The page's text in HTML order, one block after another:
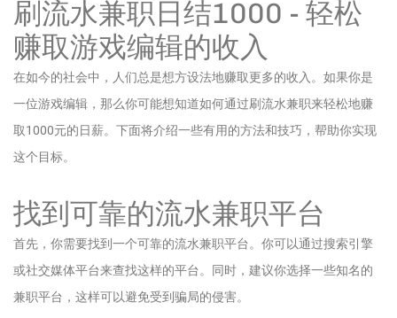
刷流水兼职日结1000 - 轻松
赚取游戏编辑的收入
在如今的社会中，人们总是想方设法地赚取更多的收入。如果你是
一位游戏编辑，那么你可能想知道如何通过刷流水兼职来轻松地赚
取1000元的日薪。下面将介绍一些有用的方法和技巧，帮助你实现
这个目标。
找到可靠的流水兼职平台
首先，你需要找到一个可靠的流水兼职平台。你可以通过搜索引擎
或社交媒体平台来查找这样的平台。同时，建议你选择一些知名的
兼职平台，这样可以避免受到骗局的侵害。